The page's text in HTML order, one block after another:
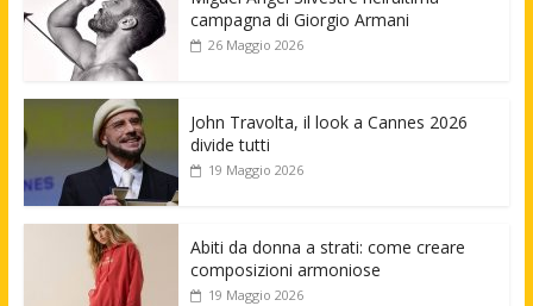
campagna di Giorgio Armani
26 Maggio 2026
John Travolta, il look a Cannes 2026
divide tutti
19 Maggio 2026
Abiti da donna a strati: come creare
composizioni armoniose
19 Maggio 2026